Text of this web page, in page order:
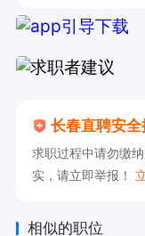
含底薪+高额提
式面。
升空间，核心人
社保、享受节日
长春直聘安全
求职过程中请勿缴
实，请立即举报！
相似的职位